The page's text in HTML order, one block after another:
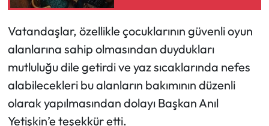
Vatandaşlar, özellikle çocuklarının güvenli oyun
alanlarına sahip olmasından duydukları
mutluluğu dile getirdi ve yaz sıcaklarında nefes
alabilecekleri bu alanların bakımının düzenli
olarak yapılmasından dolayı Başkan Anıl
Yetişkin’e teşekkür etti.